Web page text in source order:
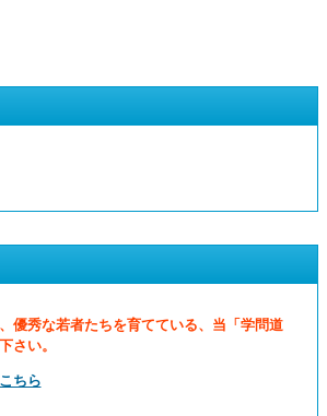
優秀な若者たちを育てている、当「学問道
さい。
ちら